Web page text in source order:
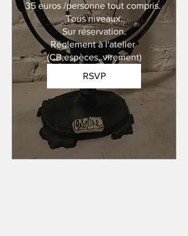
35 euros /personne tout compris.
Tous niveaux.
Sur réservation.
Réglement à l'atelier
(CB,espèces, virement)
RSVP